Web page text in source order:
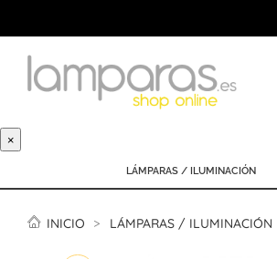
×
LÁMPARAS / ILUMINACIÓN
INICIO LÁMPARAS / ILUMINACIÓN